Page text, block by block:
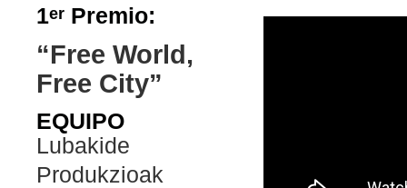
1er Premio:
“Free World,
Free City”
EQUIPO
Lubakide
Produkzioak